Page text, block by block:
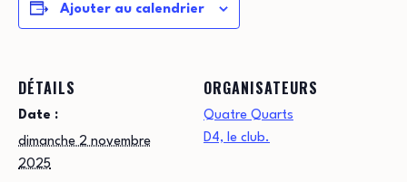
Ajouter au calendrier
DÉTAILS
Date :
dimanche 2 novembre
2025
ORGANISATEURS
Quatre Quarts
D4, le club.